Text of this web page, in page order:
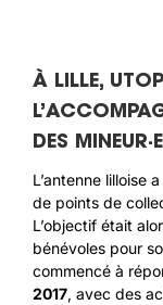
À LILLE,
DES
L’antenne lilloise
de points de
L’objectif était
bénévoles pour
commencé à
2017, avec des